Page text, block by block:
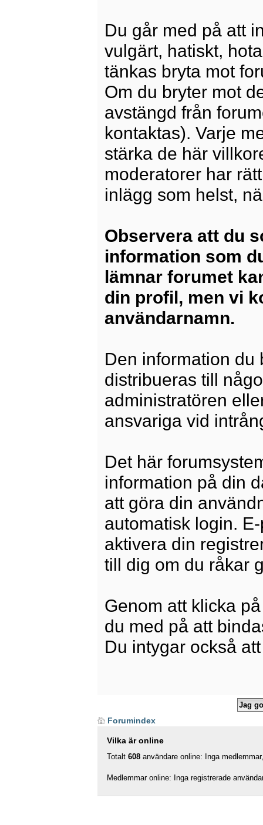
Du går med på att
vulgärt, hatiskt,
tänkas bryta mot
Om du bryter mot
avstängd från
kontaktas). Varje
stärka de här
moderatorer har
inlägg som helst,
Observera att du
information som
lämnar forumet
din profil, men vi
användarnamn.
Den information du
distribueras till
administratören
ansvariga vid
Det här
information på din
att göra din
automatisk login.
aktivera din
till dig om du råkar
Genom att klicka
du med på att
Du intygar också
Forumindex
Vilka är online
Totalt 608 användare online: Inga
Medlemmar online: Inga registrerade